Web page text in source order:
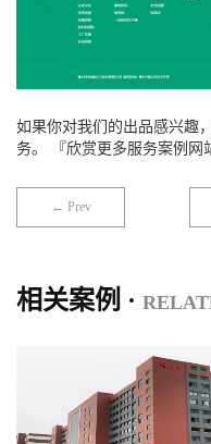
如果你对我们的出品感兴趣
务。 『欣赏更多服务案例网
← Prev
相关案例 ·